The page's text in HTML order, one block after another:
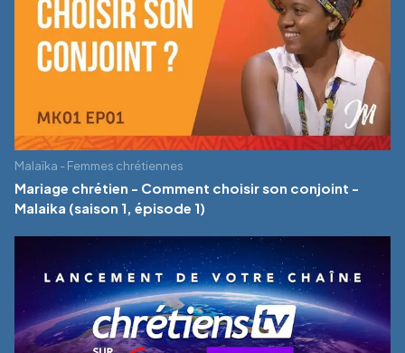
Malaïka - Femmes chrétiennes
Mariage chrétien - Comment choisir son conjoint -
Malaika (saison 1, épisode 1)